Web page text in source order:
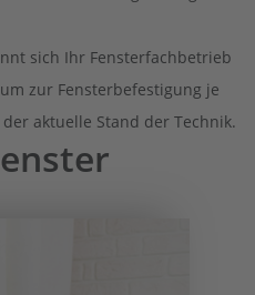
sich Ihr Fensterfachbetrieb
zur Fensterbefestigung je
aktuelle Stand der Technik.